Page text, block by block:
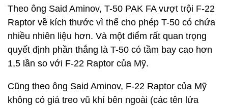
Theo ông Said Aminov, T-50 PAK FA vượt trội F-22
Raptor về kích thước vì thế cho phép T-50 có chứa
nhiều nhiên liệu hơn. Và một điểm rất quan trọng
quyết định phần thắng là T-50 có tầm bay cao hơn
1,5 lần so với F-22 Raptor của Mỹ.
Cũng theo ông Said Aminov, F-22 Raptor của Mỹ
không có giá treo vũ khí bên ngoài (các tên lửa